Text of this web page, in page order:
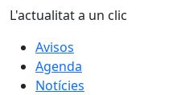
L'actualitat a un clic
Avisos
Agenda
Notícies